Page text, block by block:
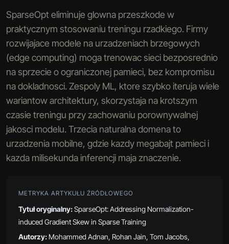
SparseOpt eliminuje glowna przeszkode w
praktycznym stosowaniu treningu rzadkiego. Firmy
rozwijajace modele na urzadzeniach brzegowych
(edge computing) moga trenowac sieci bezposrednio
na sprzecie o ograniczonej pamieci, bez kompromisu
na dokladnosci. Zespoly ML, ktore szybko iteruja wiele
wariantow architektury, skorzystaja na krotszym
czasie treningu przy zachowaniu porownywalnej
jakosci modelu. Trzecia naturalna domena to
urzadzenia mobilne, gdzie kazdy megabajt pamieci i
kazda milisekunda inferencji maja znaczenie.
METRYKA ARTYKUŁU ŹRÓDŁOWEGO
Tytuł oryginalny:SparseOpt: Addressing Normalization-
induced Gradient Skew in Sparse Training
Autorzy: Mohammed Adnan, Rohan Jain, Tom Jacobs,